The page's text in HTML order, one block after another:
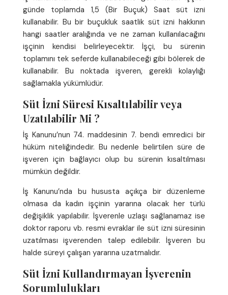
günde toplamda 1,5 (Bir Buçuk) Saat süt izni
kullanabilir. Bu bir buçukluk saatlik süt izni hakkının
hangi saatler aralığında ve ne zaman kullanılacağını
işçinin kendisi belirleyecektir. İşçi, bu sürenin
toplamını tek seferde kullanabileceği gibi bölerek de
kullanabilir. Bu noktada işveren, gerekli kolaylığı
sağlamakla yükümlüdür.
Süt İzni Süresi Kısaltılabilir veya
Uzatılabilir Mi ?
İş Kanunu’nun 74. maddesinin 7. bendi emredici bir
hüküm niteliğindedir. Bu nedenle belirtilen süre de
işveren için bağlayıcı olup bu sürenin kısaltılması
mümkün değildir.
İş Kanunu’nda bu hususta açıkça bir düzenleme
olmasa da kadın işçinin yararına olacak her türlü
değişiklik yapılabilir. İşverenle uzlaşı sağlanamaz ise
doktor raporu vb. resmi evraklar ile süt izni süresinin
uzatılması işverenden talep edilebilir. İşveren bu
halde süreyi çalışan yararına uzatmalıdır.
Süt İzni Kullandırmayan İşverenin
Sorumlulukları